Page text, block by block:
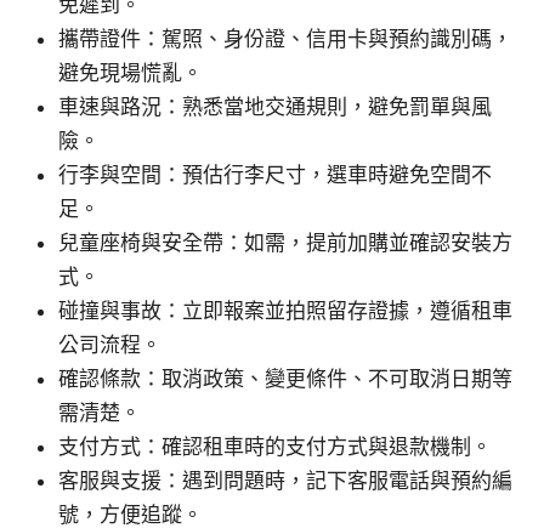
攜帶證件：駕照、身份證、信用卡與預約識別碼，
避免現場慌亂。
車速與路況：熟悉當地交通規則，避免罰單與風
險。
行李與空間：預估行李尺寸，選車時避免空間不
足。
兒童座椅與安全帶：如需，提前加購並確認安裝方
式。
碰撞與事故：立即報案並拍照留存證據，遵循租車
公司流程。
確認條款：取消政策、變更條件、不可取消日期等
需清楚。
支付方式：確認租車時的支付方式與退款機制。
客服與支援：遇到問題時，記下客服電話與預約編
號，方便追蹤。